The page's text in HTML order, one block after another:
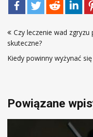
wpisu
Czy leczenie wad
skuteczne?
Kiedy powinny wyżynać
Powiązane